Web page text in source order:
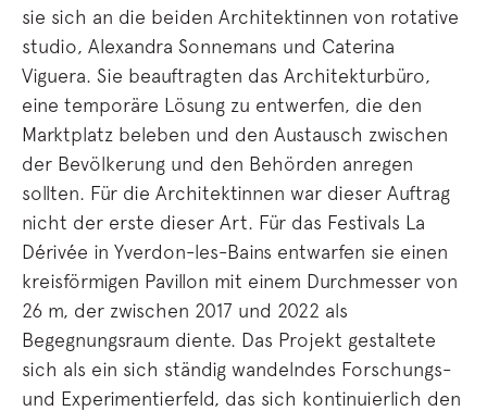
sie sich an die beiden Architektinnen von rotative
studio, Alexandra Sonnemans und Caterina
Viguera. Sie beauftragten das Architekturbüro,
eine temporäre Lösung zu entwerfen, die den
Marktplatz beleben und den Austausch zwischen
der Bevölkerung und den Behörden anregen
sollten. Für die Architektinnen war dieser Auftrag
nicht der erste dieser Art. Für das Festivals La
Dérivée in Yverdon-les-Bains entwarfen sie einen
kreisförmigen Pavillon mit einem Durchmesser von
26 m, der zwischen 2017 und 2022 als
Begegnungsraum diente. Das Projekt gestaltete
sich als ein sich ständig wandelndes Forschungs-
und Experimentierfeld, das sich kontinuierlich den